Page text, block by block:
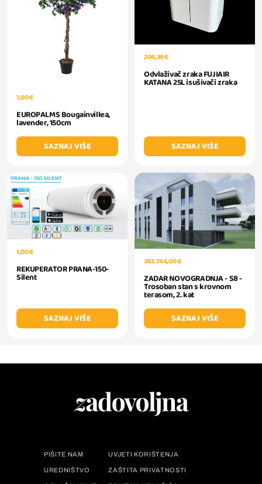
1,00 €
EUROPALMS Bougainvillea,
lavender, 150cm
SAZNAJ VIŠE
204,39 €
Odvlaživač zraka FUJIAIR
KATANA 25L isušivači zraka
SAZNAJ VIŠE
1,00 €
REKUPERATOR PRANA-150-
Silent
SAZNAJ VIŠE
363.744,00 €
ZADAR NOVOGRADNJA - S8 -
Trosoban stan s krovnom
terasom, 2. kat
SAZNAJ VIŠE
PIŠITE NAM UVJETI KORIŠTENJA
UREDNIŠTVO ZAŠTITA PRIVATNOSTI